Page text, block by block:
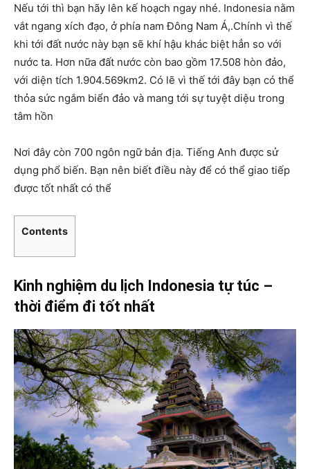
Nếu tới thì bạn hãy lên kế hoạch ngay nhé. Indonesia nằm
vắt ngang xích đạo, ở phía nam Đông Nam Á,.Chính vì thế
khi tới đất nước này bạn sẽ khí hậu khác biệt hẳn so với
nước ta. Hơn nữa đất nước còn bao gồm 17.508 hòn đảo,
với diện tích 1.904.569km2. Có lẽ vì thế tới đây bạn có thể
thỏa sức ngắm biển đảo và mang tới sự tuyệt diệu trong
tâm hồn
Nơi đây còn 700 ngôn ngữ bản địa. Tiếng Anh được sử
dụng phổ biến. Bạn nên biết điều này để có thể giao tiếp
được tốt nhất có thể
Contents
Kinh nghiệm du lịch Indonesia tự túc –
thời điểm đi tốt nhất